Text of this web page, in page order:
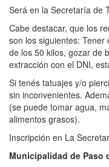
Será en la Secretaría de
Cabe destacar, que los
son los siguientes:
de los 50 kilos, gozar de
extracción con el DNI,
Si tenés tatuajes y/o
sin inconvenientes.
(se puede tomar agua,
alimentos grasos).
Inscripción en La
Municipalidad de Paso